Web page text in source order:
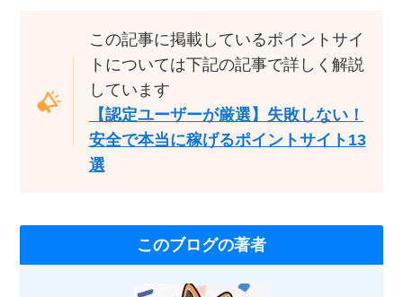
この記事に掲載しているポイントサイ
トについては下記の記事で詳しく解説
しています
【認定ユーザーが厳選】失敗しない！
安全で本当に稼げるポイントサイト13
選
このブログの著者